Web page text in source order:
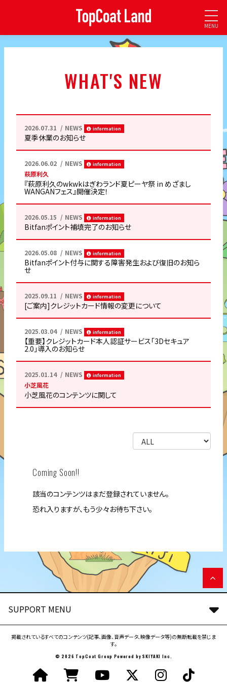
MENU
WHAT'S NEW
2026.07.31 NEWS information
夏季休業のお知らせ
2026.06.02 NEWS information
萩原利久
『萩原利久のwkwkはぎわランド夏ピーヤ祭 in めざまし
WANGANフェス』開催決定！
2026.05.15 NEWS information
Bitfanポイント補填完了のお知らせ
2026.05.08 NEWS information
Bitfanポイント付与に関する障害発生および復旧のお知ら
せ
2025.09.11 NEWS information
[ご案内]クレジットカード情報の変更について
2025.03.04 NEWS information
【重要】クレジットカード本人認証サービス「3Dセキュア
2.0」導入のお知らせ
2025.01.14 NEWS information
小芝風花
小芝風花のコンテンツに関して
Coming Soon!!
該当のコンテンツはまだ登録されていません。
恐れ入りますが、もう少々お待ち下さい。
SUPPORT MENU
掲載されているすべてのコンテンツ(記事、画像、音声データ、映像データ等)の無断転載を禁じま
す。
© 2026 TopCoat Group Powered bySKIYAKI Inc.